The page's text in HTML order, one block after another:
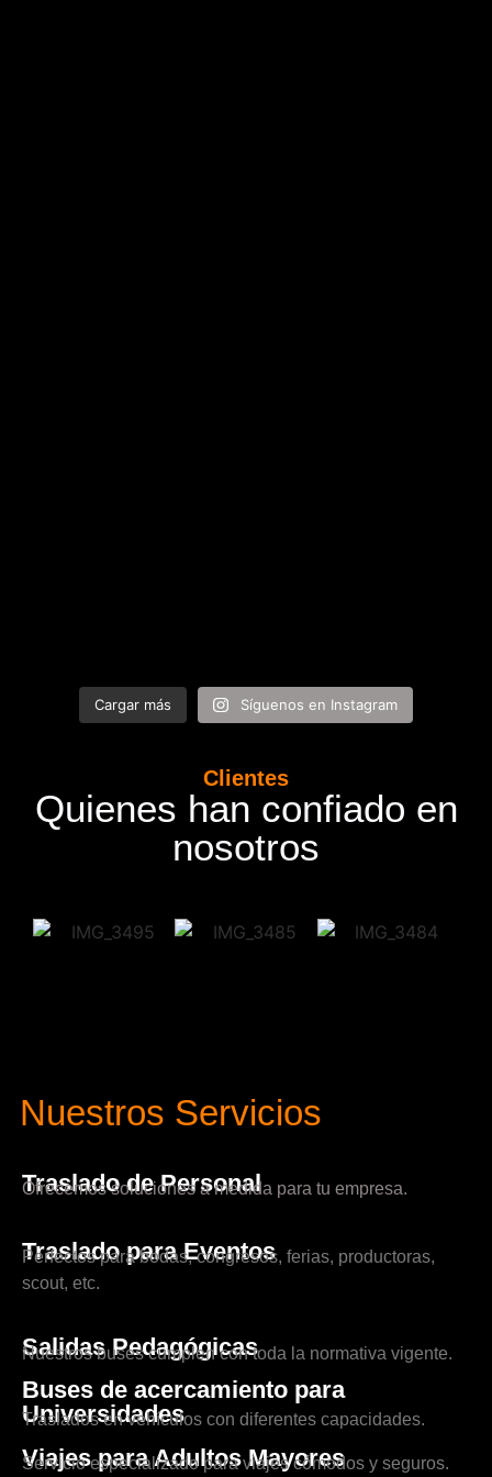
Cargar más Síguenos en Instagram
Clientes
Quienes han confiado en
nosotros
Nuestros Servicios
Traslado de Personal
Ofrecemos soluciones a medida para tu empresa.
Traslado para Eventos
Perfectos para bodas, congresos, ferias, productoras,
scout, etc.
Salidas Pedagógicas
Nuestros buses cumplen con toda la normativa vigente.
Buses de acercamiento para
Universidades
Traslados en vehículos con diferentes capacidades.
Viajes para Adultos Mayores
Servicio especializado para viajes cómodos y seguros.